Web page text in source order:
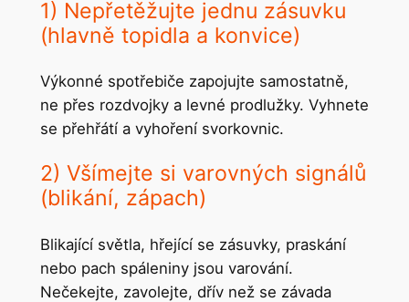
1) Nepřetěžujte jednu zásuvku
(hlavně topidla a konvice)
Výkonné spotřebiče zapojujte samostatně,
ne přes rozdvojky a levné prodlužky. Vyhnete
se přehřátí a vyhoření svorkovnic.
2) Všímejte si varovných signálů
(blikání, zápach)
Blikající světla, hřející se zásuvky, praskání
nebo pach spáleniny jsou varování.
Nečekejte, zavolejte, dřív než se závada